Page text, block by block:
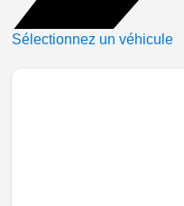
Sélectionnez un véhicule